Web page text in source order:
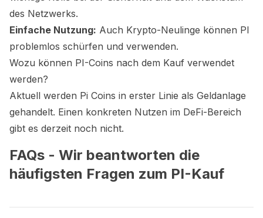
des Netzwerks.
Einfache Nutzung: Auch Krypto-Neulinge können PI
problemlos schürfen und verwenden.
Wozu können PI-Coins nach dem Kauf verwendet
werden?
Aktuell werden Pi Coins in erster Linie als Geldanlage
gehandelt. Einen konkreten Nutzen im DeFi-Bereich
gibt es derzeit noch nicht.
FAQs - Wir beantworten die
häufigsten Fragen zum PI-Kauf